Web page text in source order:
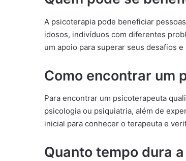
A psicoterapia pode beneficiar
idosos, indivíduos com diferentes
um apoio para superar seus desafios
Como encontrar um
Para encontrar um psicoterapeuta
psicologia ou psiquiatria, além de
inicial para conhecer o terapeuta e
Quanto tempo dura